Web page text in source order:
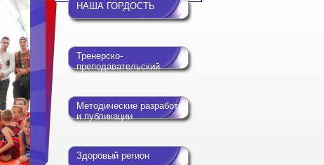
НАША ГОРДОСТЬ
Тренерско-
преподавательский
Методические разработки
и публикации
Здоровый регион